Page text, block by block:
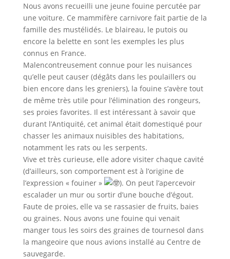
Nous avons recueilli une jeune fouine percutée par
une voiture. Ce mammifère carnivore fait partie de la
famille des mustélidés. Le blaireau, le putois ou
encore la belette en sont les exemples les plus
connus en France.
Malencontreusement connue pour les nuisances
qu’elle peut causer (dégâts dans les poulaillers ou
bien encore dans les greniers), la fouine s’avère tout
de même très utile pour l’élimination des rongeurs,
ses proies favorites. Il est intéressant à savoir que
durant l’Antiquité, cet animal était domestiqué pour
chasser les animaux nuisibles des habitations,
notamment les rats ou les serpents.
Vive et très curieuse, elle adore visiter chaque cavité
(d’ailleurs, son comportement est à l’origine de
l’expression « fouiner »
). On peut l’apercevoir
escalader un mur ou sortir d’une bouche d’égout.
Faute de proies, elle va se rassasier de fruits, baies
ou graines. Nous avons une fouine qui venait
manger tous les soirs des graines de tournesol dans
la mangeoire que nous avions installé au Centre de
sauvegarde.